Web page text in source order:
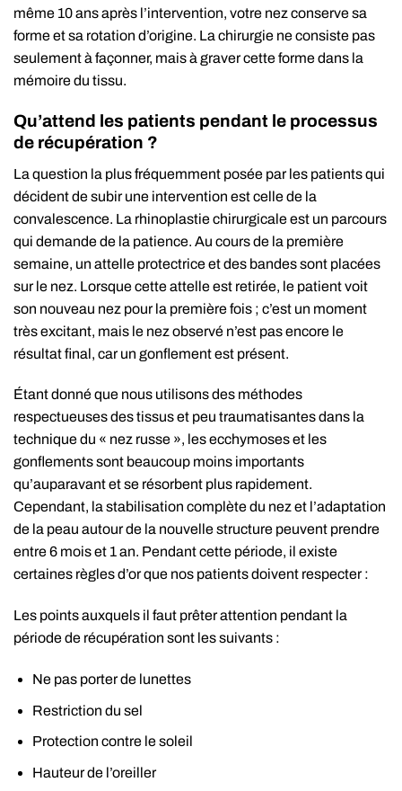
même 10 ans après l’intervention, votre nez conserve sa
forme et sa rotation d’origine. La chirurgie ne consiste pas
seulement à façonner, mais à graver cette forme dans la
mémoire du tissu.
Qu’attend les patients pendant le processus
de récupération ?
La question la plus fréquemment posée par les patients qui
décident de subir une intervention est celle de la
convalescence. La rhinoplastie chirurgicale est un parcours
qui demande de la patience. Au cours de la première
semaine, un attelle protectrice et des bandes sont placées
sur le nez. Lorsque cette attelle est retirée, le patient voit
son nouveau nez pour la première fois ; c’est un moment
très excitant, mais le nez observé n’est pas encore le
résultat final, car un gonflement est présent.
Étant donné que nous utilisons des méthodes
respectueuses des tissus et peu traumatisantes dans la
technique du « nez russe », les ecchymoses et les
gonflements sont beaucoup moins importants
qu’auparavant et se résorbent plus rapidement.
Cependant, la stabilisation complète du nez et l’adaptation
de la peau autour de la nouvelle structure peuvent prendre
entre 6 mois et 1 an. Pendant cette période, il existe
certaines règles d’or que nos patients doivent respecter :
Les points auxquels il faut prêter attention pendant la
période de récupération sont les suivants :
Ne pas porter de lunettes
Restriction du sel
Protection contre le soleil
Hauteur de l’oreiller